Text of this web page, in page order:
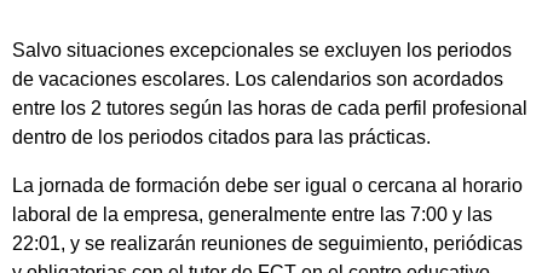
Salvo situaciones excepcionales se excluyen los periodos
de vacaciones escolares. Los calendarios son acordados
entre los 2 tutores según las horas de cada perfil profesional
dentro de los periodos citados para las prácticas.
La jornada de formación debe ser igual o cercana al horario
laboral de la empresa, generalmente entre las 7:00 y las
22:01, y se realizarán reuniones de seguimiento, periódicas